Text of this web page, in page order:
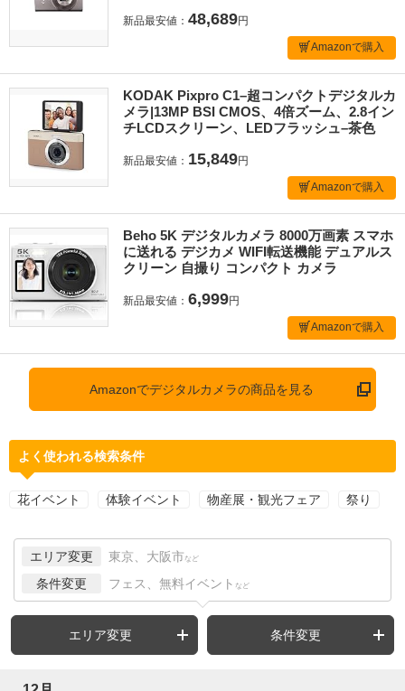
新品最安値： 48,689円
Amazonで購入
KODAK Pixpro C1–超コンパクトデジタルカ
メラ|13MP BSI CMOS、4倍ズーム、2.8イン
チLCDスクリーン、LEDフラッシュ–茶色
新品最安値： 15,849円
Amazonで購入
Beho 5K デジタルカメラ 8000万画素 スマホ
に送れる デジカメ WIFI転送機能 デュアルス
クリーン 自撮り コンパクト カメラ
新品最安値： 6,999円
Amazonで購入
Amazonでデジタルカメラの商品を見る
よく使われる検索条件
花イベント 体験イベント 物産展・観光フェア 祭り
エリア変更 東京、大阪市 など
条件変更 フェス、無料イベント など
エリア変更 条件変更